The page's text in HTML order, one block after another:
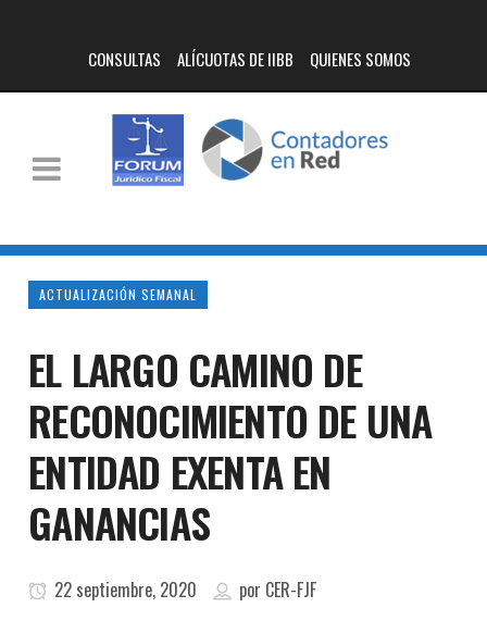
CONSULTAS ALÍCUOTAS DE IIBB QUIENES SOMOS
ACTUALIZACIÓN SEMANAL
EL LARGO CAMINO DE
RECONOCIMIENTO DE UNA
ENTIDAD EXENTA EN
GANANCIAS
22 septiembre, 2020 por CER-FJF